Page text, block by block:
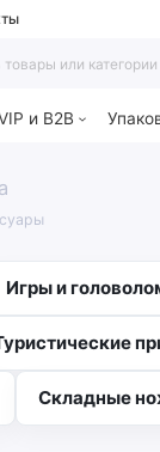
и B2B
Игры и
Складные